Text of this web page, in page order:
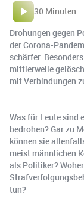
30 Minuten
Drohungen gegen
der Corona-
schärfer.
mittlerweile
mit Verbindungen
Was für Leute sind
bedrohen? Gar zu
können sie
meist männlichen
als Politiker?
tun?